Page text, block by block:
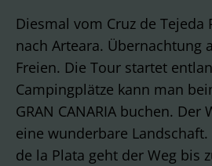
Diesmal vom Cruz de Tejeda
nach Arteara. Übernachtung
Freien. Die Tour startet
Campingplätze kann man
GRAN CANARIA buchen.
eine wunderbare
de la Plata geht der Weg bis